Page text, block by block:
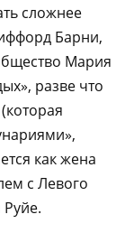
сложнее
Барни,
Мария
разве что
как жена
с Левого
Руйе.